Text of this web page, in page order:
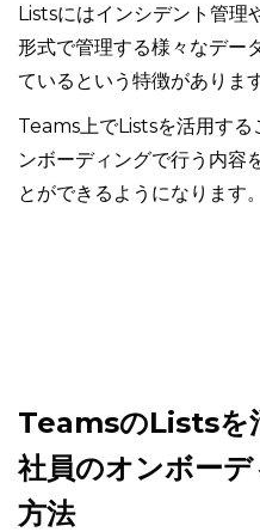
Listsにはインシデント管理
形式で管理する様々なデー
ているという特徴があります
Teams上でListsを活用する
ンボーディングで行う内容
とができるようになります。
TeamsのListsを
社員のオンボーデ
方法